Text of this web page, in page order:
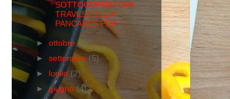
SOTTOCOPERTURA
TRAVESTITI DA
PANCAKES PER "...
►ottobre(8)
►settembre(5)
►
luglio (2)
►giugno(4)